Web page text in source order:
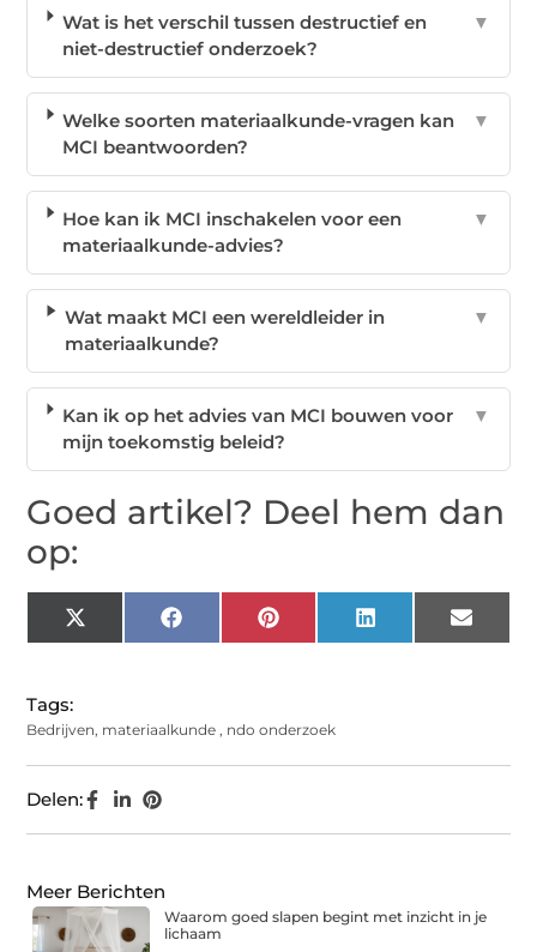
Wat is het verschil tussen destructief en
niet-destructief onderzoek?
▼
Welke soorten materiaalkunde-vragen kan
MCI beantwoorden?
▼
Hoe kan ik MCI inschakelen voor een
materiaalkunde-advies?
▼
Wat maakt MCI een wereldleider in
materiaalkunde?
▼
Kan ik op het advies van MCI bouwen voor
mijn toekomstig beleid?
▼
Goed artikel? Deel hem dan
op:
X
(Twitter)
Facebook Pinterest LinkedIn Email
Tags:
Bedrijven, materiaalkunde , ndo onderzoek
Delen:
Meer Berichten
Waarom goed slapen begint met inzicht in je
lichaam